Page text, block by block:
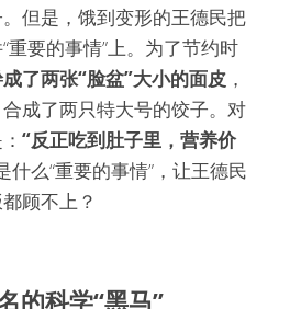
但是，饿到变形的王德民把
重要的事情”上。为了节约时
了两张“脸盆”大小的面皮 ，
成了两只特大号的饺子。对
“反正吃到肚子里，营养价
什么“重要的事情”，让王德民
顾不上？
的科学“黑马”